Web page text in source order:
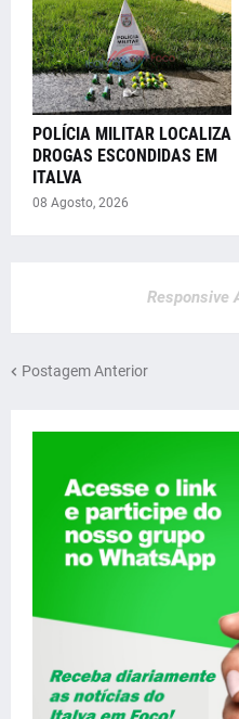
POLÍCIA MILITAR LOCALIZA
DROGAS ESCONDIDAS EM
ITALVA
08 Agosto, 2026
Responsive
Postagem Anterior